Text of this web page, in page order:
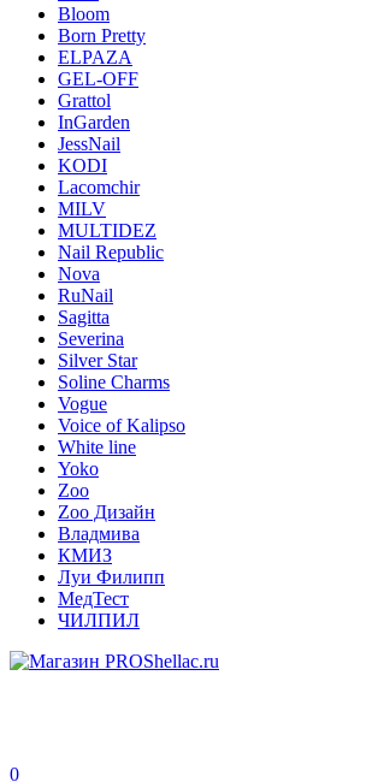
Bloom
Born Pretty
ELPAZA
GEL-OFF
Grattol
InGarden
JessNail
KODI
Lacomchir
MILV
MULTIDEZ
Nail Republic
Nova
RuNail
Sagitta
Severina
Silver Star
Soline Charms
Vogue
Voice of Kalipso
White line
Yoko
Zoo
Zoo Дизайн
Владмива
КМИЗ
Луи Филипп
МедТест
ЧИЛПИЛ
0